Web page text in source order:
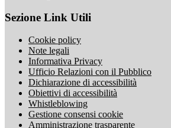
Sezione Link Utili
Cookie policy
Note legali
Informativa Privacy
Ufficio Relazioni con il Pubblico
Dichiarazione di accessibilità
Obiettivi di accessibilità
Whistleblowing
Gestione consensi cookie
Amministrazione trasparente